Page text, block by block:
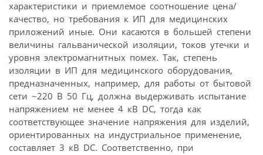
характеристики и приемлемое соотношение цена/
качество, но требования к ИП для медицинских
приложений иные. Они касаются в большей степени
величины гальванической изоляции, токов утечки и
уровня электромагнитных помех. Так, степень
изоляции в ИП для медицинского оборудования,
предназначенных, например, для работы от бытовой
сети ~220 В 50 Гц, должна выдерживать испытание
напряжением не менее 4 кВ DC, тогда как
соответствующее значение напряжения для изделий,
ориентированных на индустриальное применение,
составляет 3 кВ DC. Соответственно, при